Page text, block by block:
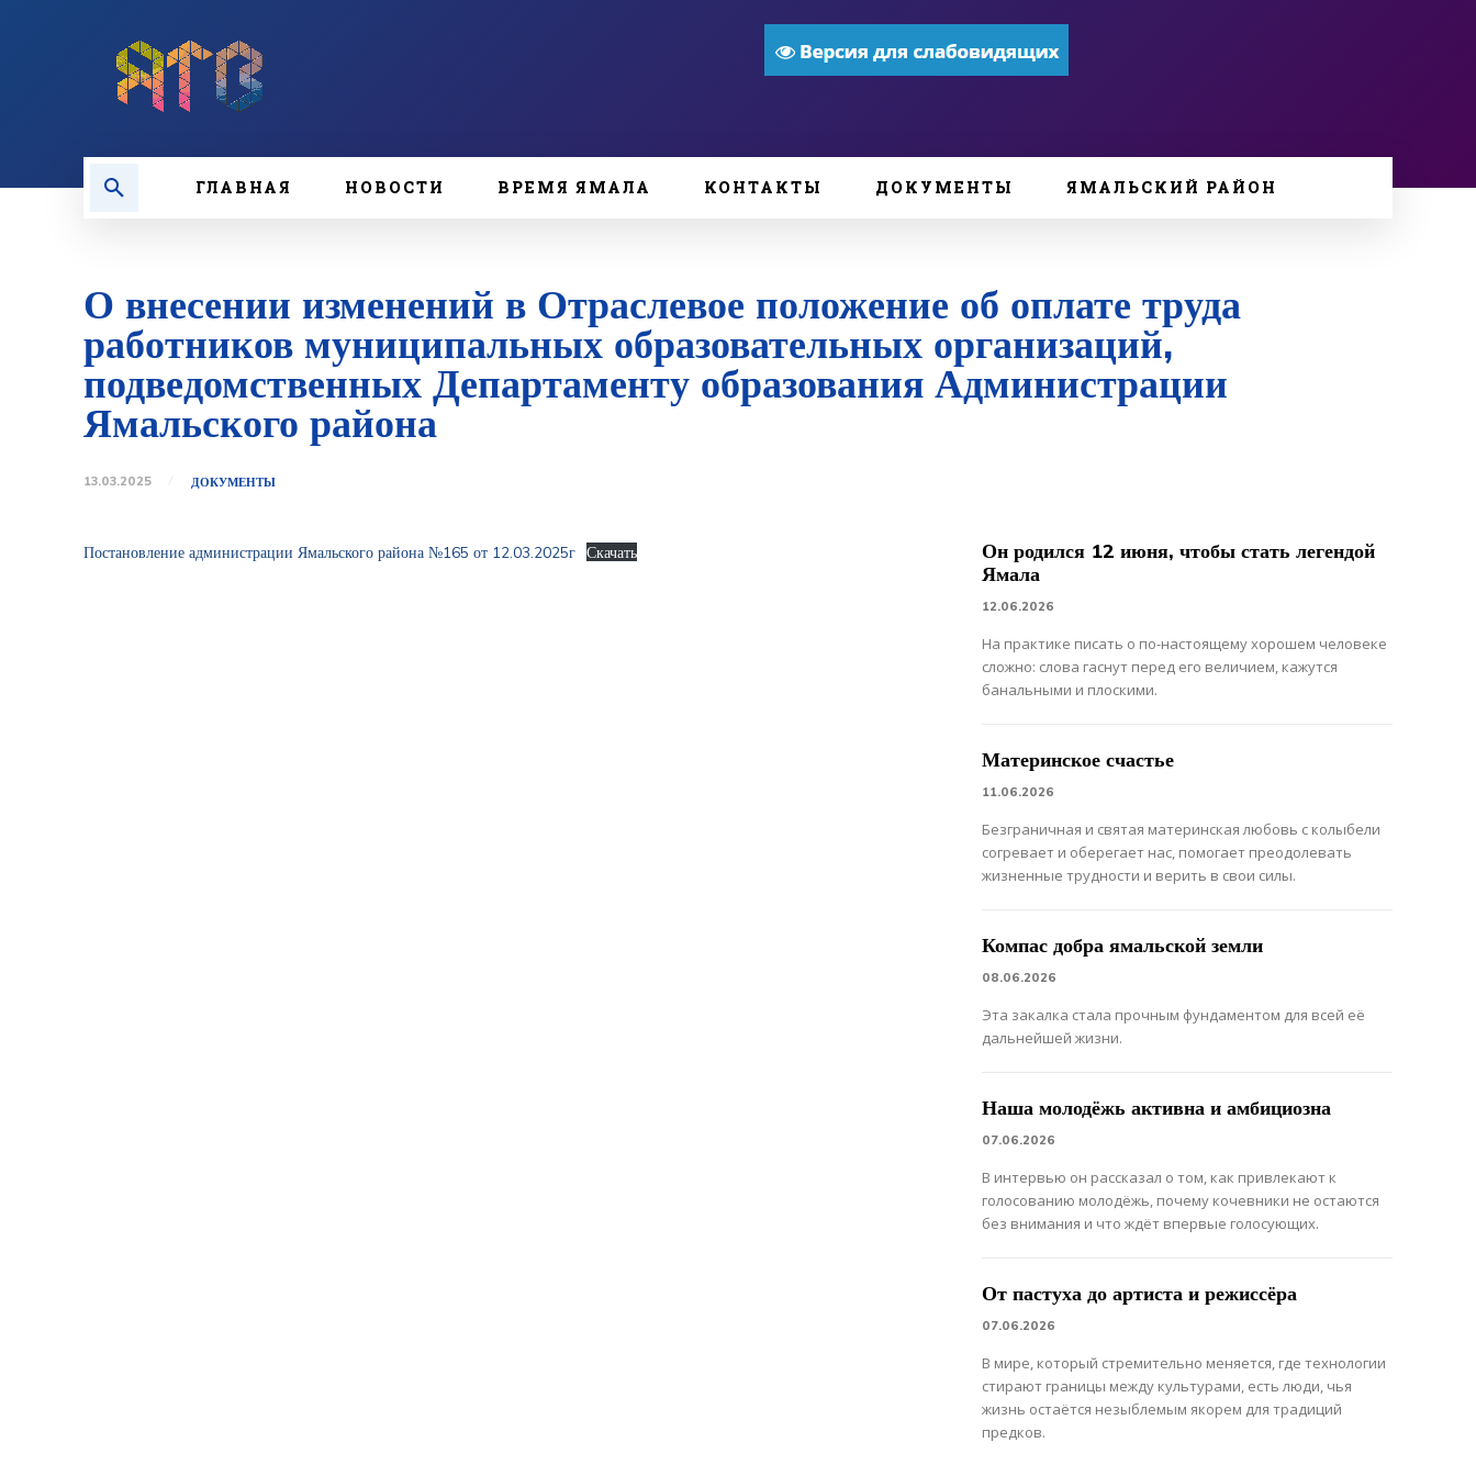
ГЛАВНАЯ НОВОСТИ ВРЕМЯ ЯМАЛА КОНТАКТЫ ДОКУМЕНТЫ ЯМАЛЬСКИЙ РАЙОН
О внесении изменений в Отраслевое положение об оплате труда
работников муниципальных образовательных организаций,
подведомственных Департаменту образования Администрации
Ямальского района
13.03.2025 ДОКУМЕНТЫ
Постановление администрации Ямальского района №165 от 12.03.2025г Скачать
Он родился 12 июня, чтобы стать легендой
Ямала
12.06.2026
На практике писать о по-настоящему хорошем человеке
сложно: слова гаснут перед его величием, кажутся
банальными и плоскими.
Материнское счастье
11.06.2026
Безграничная и святая материнская любовь с колыбели
согревает и оберегает нас, помогает преодолевать
жизненные трудности и верить в свои силы.
Компас добра ямальской земли
08.06.2026
Эта закалка стала прочным фундаментом для всей её
дальнейшей жизни.
Наша молодёжь активна и амбициозна
07.06.2026
В интервью он рассказал о том, как привлекают к
голосованию молодёжь, почему кочевники не остаются
без внимания и что ждёт впервые голосующих.
От пастуха до артиста и режиссёра
07.06.2026
В мире, который стремительно меняется, где технологии
стирают границы между культурами, есть люди, чья
жизнь остаётся незыблемым якорем для традиций
предков.